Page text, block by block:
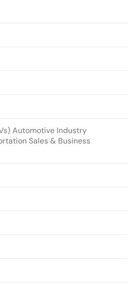
Automotive Industry
Sales & Business